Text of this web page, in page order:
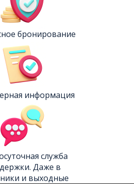
бронирование
информация
служба
Даже в
и выходные